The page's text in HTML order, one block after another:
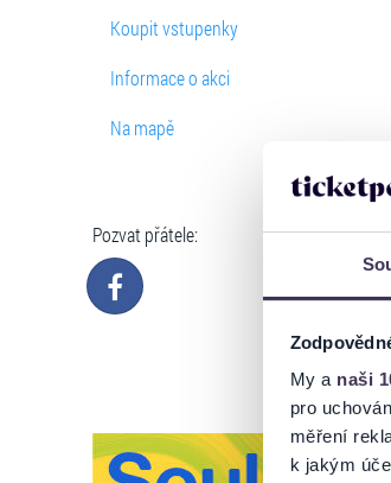
My a naši
pro
měření
k jakým
Koupit vstupenky
Informace o akci
Na mapě
Pozvat přátele: